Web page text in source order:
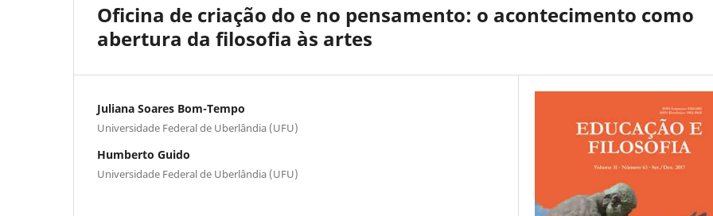
Oficina de criação do e no pensamento: o acontecimento como
abertura da filosofia às artes
Juliana Soares Bom-Tempo
Universidade Federal de Uberlândia (UFU)
Humberto Guido
Universidade Federal de Uberlândia (UFU)